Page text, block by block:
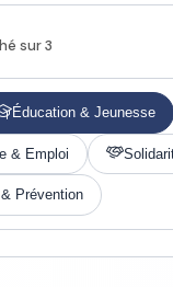
sur 3
Éducation & Jeunesse
& Emploi
Prévention